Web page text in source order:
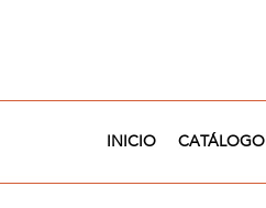
INICIO CATÁLOGO